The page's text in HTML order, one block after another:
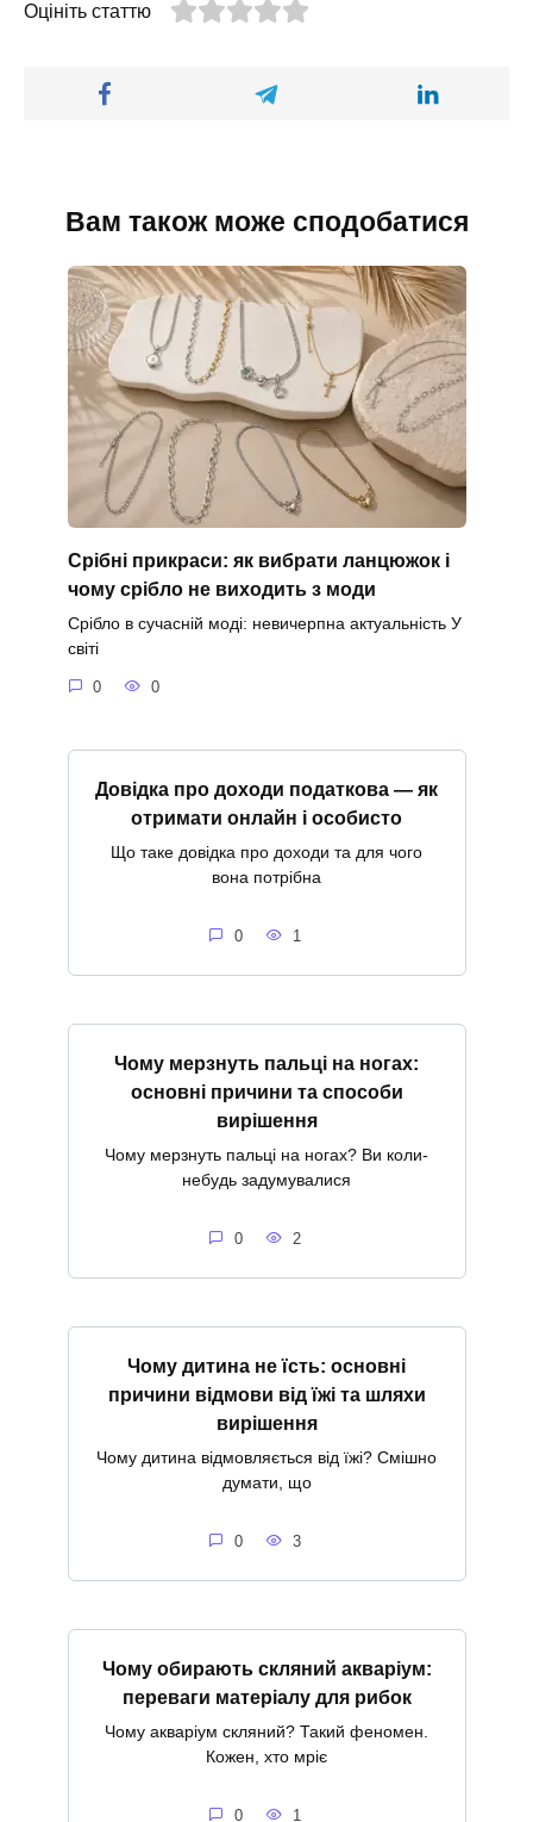
Оцініть статтю
Вам також може сподобатися
Срібні прикраси: як вибрати ланцюжок і
чому срібло не виходить з моди
Срібло в сучасній моді: невичерпна актуальність У
світі
0 0
Довідка про доходи податкова — як
отримати онлайн і особисто
Що таке довідка про доходи та для чого
вона потрібна
0 1
Чому мерзнуть пальці на ногах:
основні причини та способи
вирішення
Чому мерзнуть пальці на ногах? Ви коли-
небудь задумувалися
0 2
Чому дитина не їсть: основні
причини відмови від їжі та шляхи
вирішення
Чому дитина відмовляється від їжі? Смішно
думати, що
0 3
Чому обирають скляний акваріум:
переваги матеріалу для рибок
Чому акваріум скляний? Такий феномен.
Кожен, хто мріє
0 1